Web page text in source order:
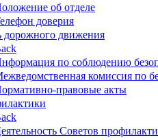
об отделе
доверия
дорожного движения
по соблюдению
комиссия по
правовые акты
Советов